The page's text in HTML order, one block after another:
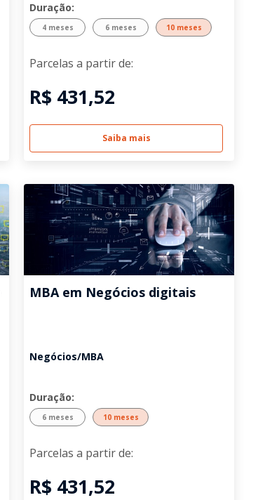
Duração:
4 meses 6 meses 10 meses
Parcelas a partir de:
R$ 431,52
Saiba mais
MBA em Negócios digitais
Negócios/MBA
Duração:
6 meses 10 meses
Parcelas a partir de:
R$ 431,52